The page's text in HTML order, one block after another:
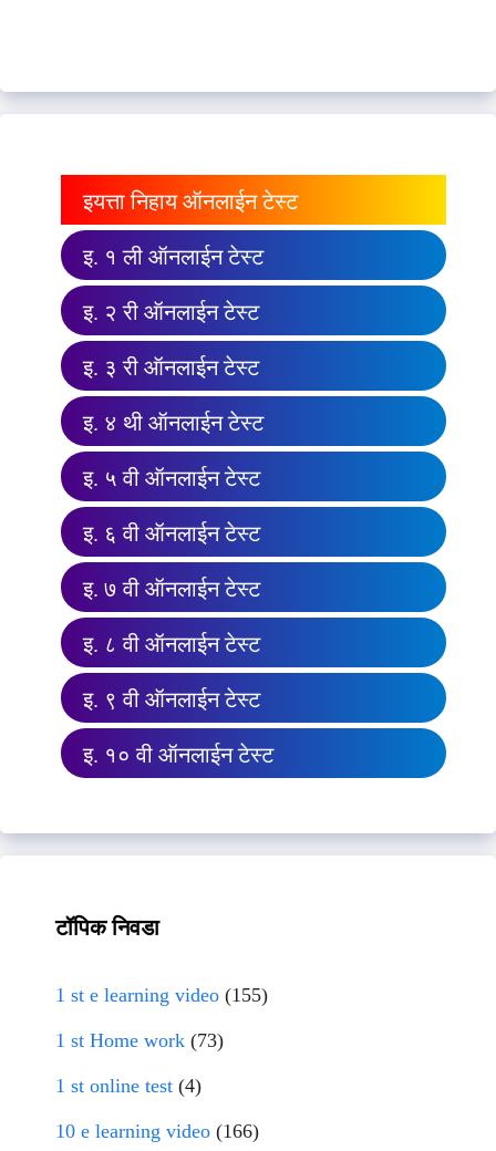
इयत्ता निहाय ऑनलाईन टेस्ट
इ. १ ली ऑनलाईन टेस्ट
इ. २ री ऑनलाईन टेस्ट
इ. ३ री ऑनलाईन टेस्ट
इ. ४ थी ऑनलाईन टेस्ट
इ. ५ वी ऑनलाईन टेस्ट
इ. ६ वी ऑनलाईन टेस्ट
इ. ७ वी ऑनलाईन टेस्ट
इ. ८ वी ऑनलाईन टेस्ट
इ. ९ वी ऑनलाईन टेस्ट
इ. १० वी ऑनलाईन टेस्ट
टॉपिक निवडा
1 st e learning video (155)
1 st Home work (73)
1 st online test (4)
10 e learning video (166)